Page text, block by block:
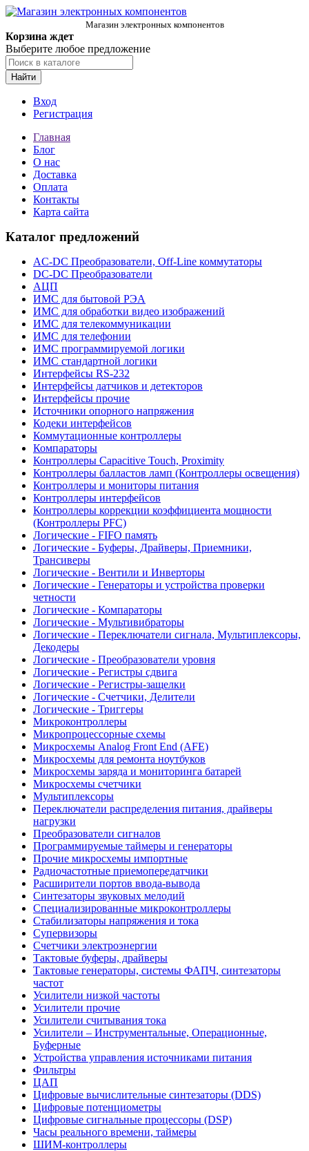
Магазин электронных компонентов
Корзина ждет
Выберите любое предложение
Найти
Вход
Регистрация
Главная
Блог
О нас
Доставка
Оплата
Контакты
Карта сайта
Каталог предложений
AC-DC Преобразователи, Off-Line коммутаторы
DC-DC Преобразователи
АЦП
ИМС для бытовой РЭА
ИМС для обработки видео изображений
ИМС для телекоммуникации
ИМС для телефонии
ИМС программируемой логики
ИМС стандартной логики
Интерфейсы RS-232
Интерфейсы датчиков и детекторов
Интерфейсы прочие
Источники опорного напряжения
Кодеки интерфейсов
Коммутационные контроллеры
Компараторы
Контроллеры Capacitive Touch, Proximity
Контроллеры балластов ламп (Контроллеры освещения)
Контроллеры и мониторы питания
Контроллеры интерфейсов
Контроллеры коррекции коэффициента мощности
(Контроллеры PFC)
Логические - FIFO память
Логические - Буферы, Драйверы, Приемники,
Трансиверы
Логические - Вентили и Инверторы
Логические - Генераторы и устройства проверки
четности
Логические - Компараторы
Логические - Мультивибраторы
Логические - Переключатели сигнала, Мультиплексоры,
Декодеры
Логические - Преобразователи уровня
Логические - Регистры сдвига
Логические - Регистры-защелки
Логические - Счетчики, Делители
Логические - Триггеры
Микроконтроллеры
Микропроцессорные схемы
Микросхемы Analog Front End (AFE)
Микросхемы для ремонта ноутбуков
Микросхемы заряда и мониторинга батарей
Микросхемы счетчики
Мультиплексоры
Переключатели распределения питания, драйверы
нагрузки
Преобразователи сигналов
Программируемые таймеры и генераторы
Прочие микросхемы импортные
Радиочастотные приемопередатчики
Расширители портов ввода-вывода
Синтезаторы звуковых мелодий
Специализированные микроконтроллеры
Стабилизаторы напряжения и тока
Супервизоры
Счетчики электроэнергии
Тактовые буферы, драйверы
Тактовые генераторы, системы ФАПЧ, синтезаторы
частот
Усилители низкой частоты
Усилители прочие
Усилители считывания тока
Усилители – Инструментальные, Операционные,
Буферные
Устройства управления источниками питания
Фильтры
ЦАП
Цифровые вычислительные синтезаторы (DDS)
Цифровые потенциометры
Цифровые сигнальные процессоры (DSP)
Часы реального времени, таймеры
ШИМ-контроллеры